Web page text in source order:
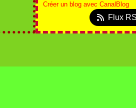
Créer un blog avec CanalBlog
Flux